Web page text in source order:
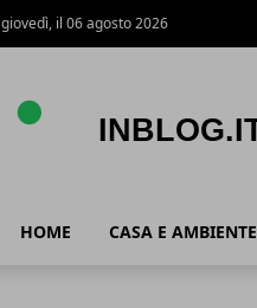
giovedì, il 06 agosto 2026
HOME CASA E AMBIENTE